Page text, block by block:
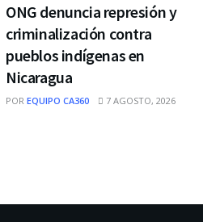
ONG denuncia represión y
criminalización contra
pueblos indígenas en
Nicaragua
POR EQUIPO CA360 7 AGOSTO, 2026